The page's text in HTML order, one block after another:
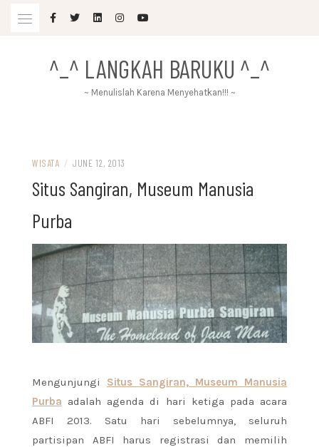
^_^ LANGKAH BARUKU ^_^
~ Menulislah Karena Menyehatkan!!! ~
WISATA / JUNE 12, 2013
Situs Sangiran, Museum Manusia
Purba
Mengunjungi Situs Sangiran, Museum Manusia
Purba adalah agenda di hari ketiga pada acara
ABFI 2013. Satu hari sebelumnya, seluruh
partisipan ABFI harus registrasi dan memilih